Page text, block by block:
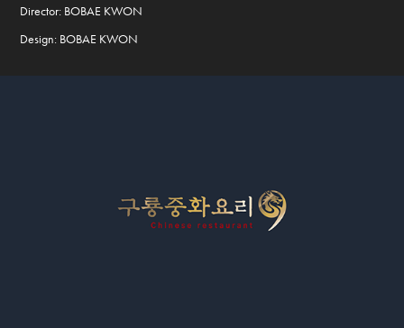
Director: BOBAE KWON
Design: BOBAE KWON